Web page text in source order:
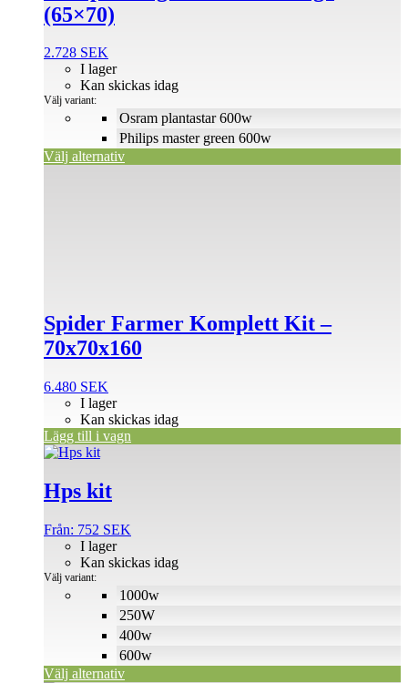
(65×70)
2.728 SEK
Osram plantastar 600w
Philips master green 600w
I lager
Kan skickas idag
Välj variant:
Välj alternativ
på
Spider Farmer Komplett Kit –
70x70x160
6.480 SEK
I lager
Kan skickas idag
Lägg till i vagn
Hps kit
Från: 752 SEK
1000w
250W
400w
600w
I lager
Kan skickas idag
Välj variant:
Välj alternativ
Den
produkten
har
varianter.
olika
alternativen